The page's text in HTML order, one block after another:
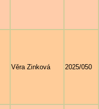
Věra Zinková 2025/050